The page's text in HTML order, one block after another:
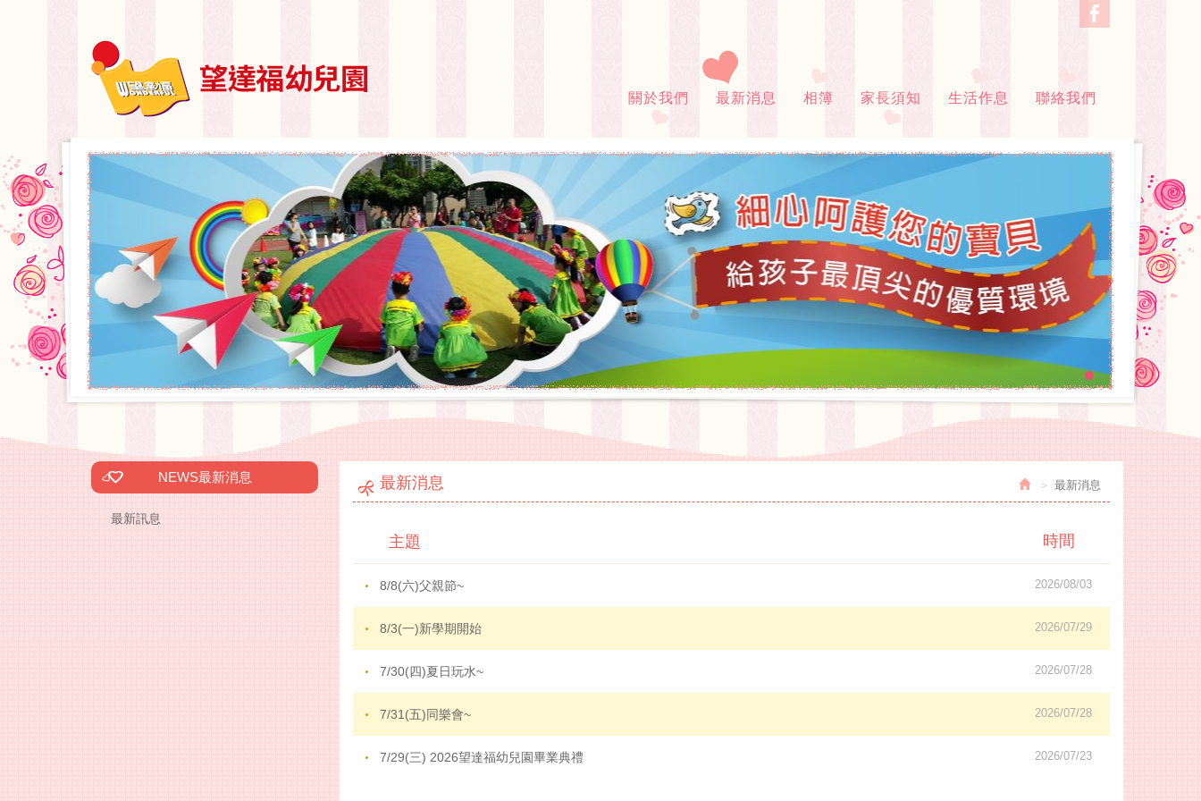
關於我們 最新消息 相簿 家長須知 生活作息 聯絡我們
NEWS最新消息
最新訊息
最新消息
最新消息
主題 時間
8/8(六)父親節~ 2026/08/03
8/3(一)新學期開始 2026/07/29
7/30(四)夏日玩水~ 2026/07/28
7/31(五)同樂會~ 2026/07/28
7/29(三) 2026望達福幼兒園畢業典禮 2026/07/23